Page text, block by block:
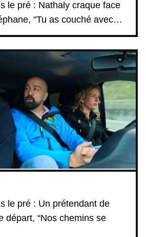
le pré : Nathaly craque face
"Tu as couché avec…
le pré : Un prétendant de
départ, “Nos chemins se